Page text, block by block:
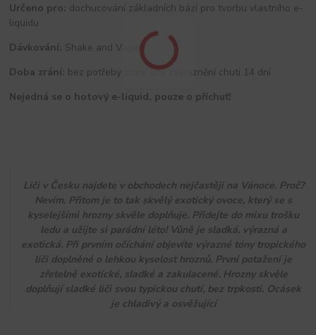
Určeno pro: dochucování základních bází pro tvorbu vlastního e-
liquidu
Dávkování: Shake and Vape
Doba zrání: bez potřeby zrání, pro zvýraznění chuti 14 dní
Nejedná se o hotový e-liquid, pouze o příchuť!
Liči v Česku najdete v obchodech nejčastěji na Vánoce. Proč?
Nevím. Přitom je to tak skvělý exotický ovoce, který se s
kyselejšími hrozny skvěle doplňuje. Přidejte do mixu trošku
ledu a užijte si parádní léto! Vůně je sladká, výrazná a
exotická. Při prvním očíchání objevíte výrazné tóny tropického
liči doplněné o lehkou kyselost hroznů. První potažení je
zřetelně exotické, sladké a zakulacené. Hrozny skvěle
doplňují sladké liči svou typickou chutí, bez trpkosti. Ocásek
je chladivý a osvěžující